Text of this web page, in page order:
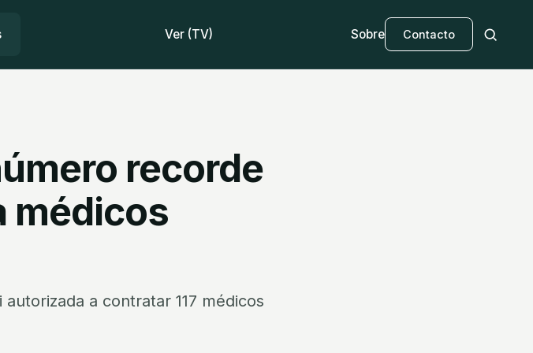
Ver (TV) Sobre Contacto
recorde
médicos
a contratar 117 médicos